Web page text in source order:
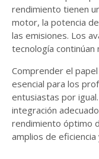
rendimiento tienen
motor, la potencia
las emisiones. Los
tecnología continúan
Comprender el
esencial para los
entusiastas por
integración
rendimiento óptimo
amplios de